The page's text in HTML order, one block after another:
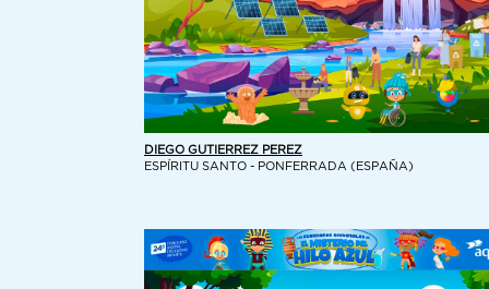
DIEGO GUTIERREZ PEREZ
ESPÍRITU SANTO - PONFERRADA (ESPAÑA)